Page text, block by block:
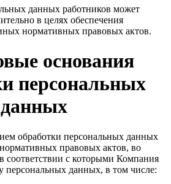
данных работников может
в целях обеспечения
нормативных правовых актов.
основания
персональных
данных
обработки персональных данных
правовых актов, во
соответствии с которыми Компания
персональных данных, в том числе: